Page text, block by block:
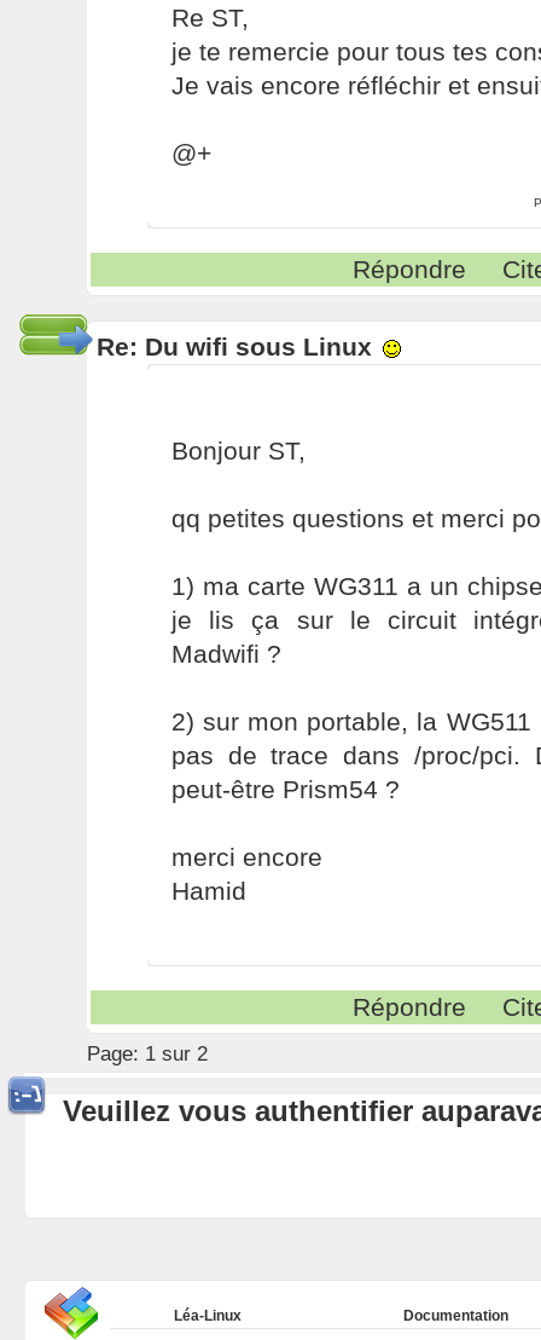
Re ST,
je te remercie pour tous tes
Je vais encore réfléchir et
@+
Répondre
Re: Du wifi sous Linux
Bonjour ST,
qq petites questions et merci
1) ma carte WG311 a un
je lis ça sur le circuit
Madwifi ?
2) sur mon portable, la
pas de trace dans /proc/pci.
peut-être Prism54 ?
merci encore
Hamid
Répondre
Page: 1 sur 2
Veuillez vous authentifier
Léa-Linux
Documentation